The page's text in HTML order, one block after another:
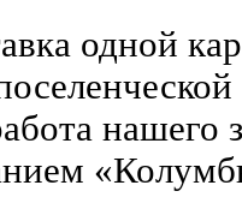
одной
нашего